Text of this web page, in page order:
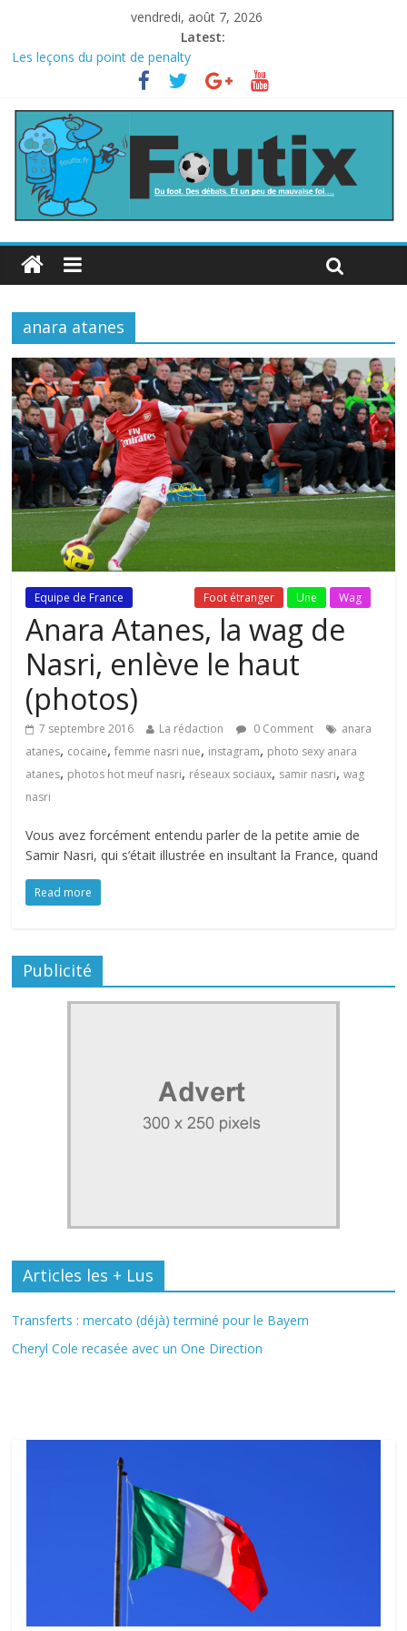
vendredi, août 7, 2026
Latest:
Les leçons du point de penalty
Le football italien retombe dans le chaos
La FIFA veut vendre une part de la Coupe du monde à des fonds
privés, la planète football s’insurge
Les curiosités de la Coupe du monde
L’Inde et la Chine, trop mauvais au football ?
anara atanes
Equipe de France Foot étranger Une Wag
Anara Atanes, la wag de
Nasri, enlève le haut
(photos)
7 septembre 2016 La rédaction 0 Comment
anara
atanes, cocaine,femme nasri nue, instagram, photo sexy anara
atanes, photos hot meuf nasri, réseaux sociaux, samir nasri,wag
nasri
Vous avez forcément entendu parler de la petite amie de
Samir Nasri, qui s’était illustrée en insultant la France, quand
Read more
Publicité
Articles les + Lus
Transferts : mercato (déjà) terminé pour le Bayern
Cheryl Cole recasée avec un One Direction